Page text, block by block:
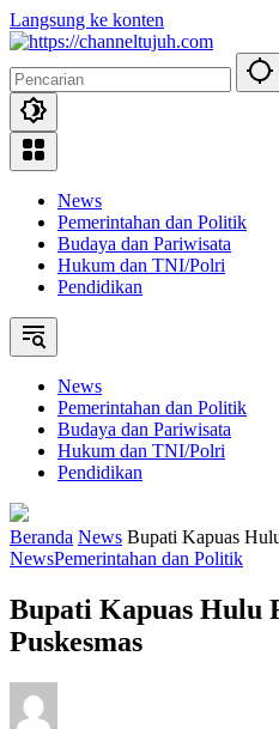
Langsung ke konten
News
Pemerintahan dan Politik
Budaya dan Pariwisata
Hukum dan TNI/Polri
Pendidikan
News
Pemerintahan dan Politik
Budaya dan Pariwisata
Hukum dan TNI/Polri
Pendidikan
Beranda News Bupati Kapuas
NewsPemerintahan dan Politik
Bupati Kapuas Hulu
Puskesmas